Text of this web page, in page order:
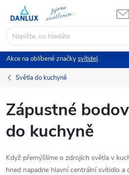
obsah
Akce na oblíbené značkysvítidel.
Světla do kuchyně
Zápustné
do kuchyně
Když přemýšlíme o zdrojích světla v
hned napadne hlavní centrální svítidlo a